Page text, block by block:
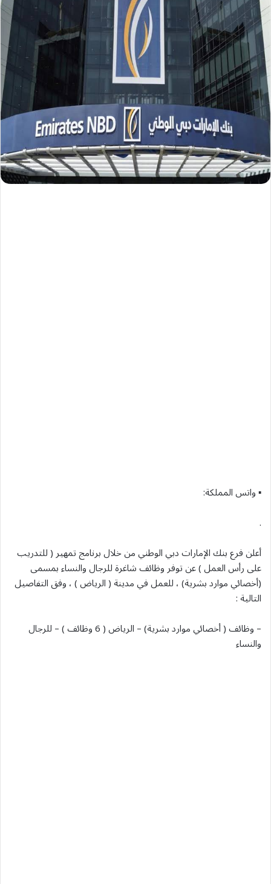
▪︎ واتس المملكة:
.
أعلن فرع بنك الإمارات دبي الوطني من خلال برنامج تمهير ( للتدريب
على رأس العمل ) عن توفر وظائف شاغرة للرجال والنساء بمسمى
(أخصائي موارد بشرية) ، للعمل في مدينة ( الرياض ) ، وفق التفاصيل
التالية :
– وظائف ( أخصائي موارد بشرية‎) – الرياض ( 6 وظائف ) – للرجال
والنساء